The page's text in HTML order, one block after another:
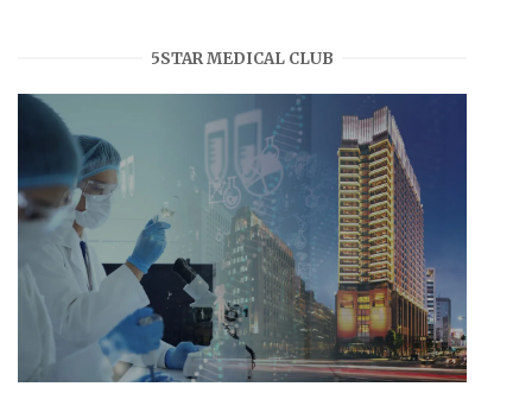
5STAR MEDICAL CLUB